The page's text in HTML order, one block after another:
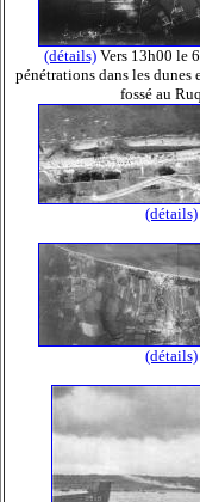
(détails) Vers 13h00 le
pénétrations dans les dunes
fossé au
(détails)
(détails)